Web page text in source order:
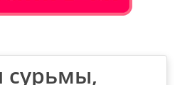
сурьмы,